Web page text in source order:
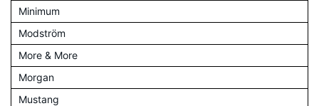
Minimum
Modström
More & More
Morgan
Mustang